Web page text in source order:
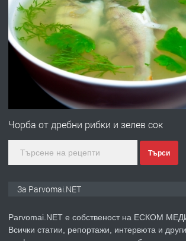
ПРЕДЛАГА
Първи поход "По
Войвода"
Монтажник на малки
Чорба от дребни рибки и зелев сок
Търси
За Parvomai.NET
Parvomai.NET е собственост на ЕСКОМ
Всички статии, репортажи, интервюта и други